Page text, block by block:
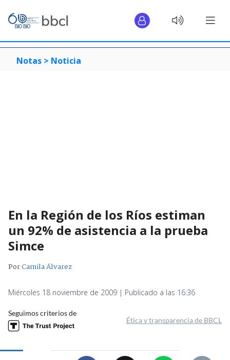
Notas > Noticia
En la Región de los Ríos estiman
un 92% de asistencia a la prueba
Simce
PorCamila Álvarez
Miércoles 18 noviembre de 2009 | Publicado a las 16:36
Seguimos criterios de
Ética y transparencia de BBCL